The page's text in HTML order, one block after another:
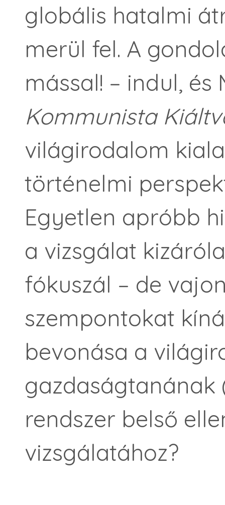
globális hatalmi
merül fel. A
mással! – indul,
Kommunista
világirodalom
történelmi
Egyetlen apróbb
a vizsgálat
fókuszál – de
szempontokat
bevonása a
gazdaságtanának
rendszer belső
vizsgálatához?